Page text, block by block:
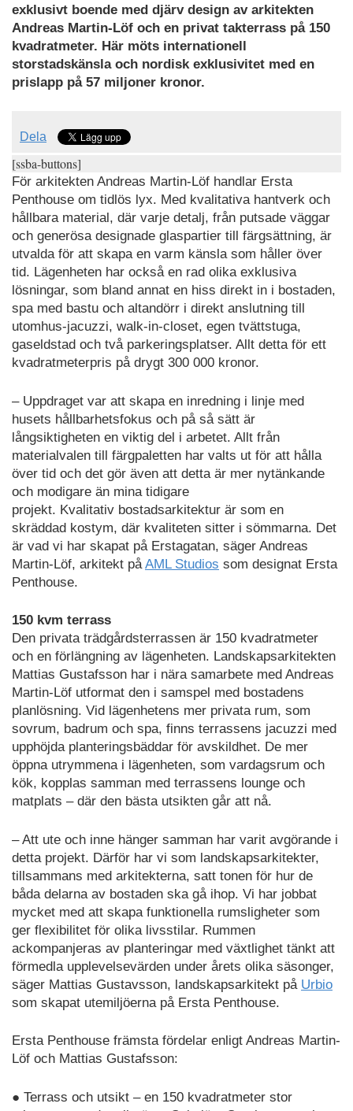
exklusivt boende med djärv design av arkitekten
Andreas Martin-Löf och en privat takterrass på 150
kvadratmeter. Här möts internationell
storstadskänsla och nordisk exklusivitet med en
prislapp på 57 miljoner kronor.
Dela
[ssba-buttons]
För arkitekten Andreas Martin-Löf handlar Ersta
Penthouse om tidlös lyx. Med kvalitativa hantverk och
hållbara material, där varje detalj, från putsade väggar
och generösa designade glaspartier till färgsättning, är
utvalda för att skapa en varm känsla som håller över
tid. Lägenheten har också en rad olika exklusiva
lösningar, som bland annat en hiss direkt in i bostaden,
spa med bastu och altandörr i direkt anslutning till
utomhus-jacuzzi, walk-in-closet, egen tvättstuga,
gaseldstad och två parkeringsplatser. Allt detta för ett
kvadratmeterpris på drygt 300 000 kronor.
– Uppdraget var att skapa en inredning i linje med
husets hållbarhetsfokus och på så sätt är
långsiktigheten en viktig del i arbetet. Allt från
materialvalen till färgpaletten har valts ut för att hålla
över tid och det gör även att detta är mer nytänkande
och modigare än mina tidigare
projekt. Kvalitativ bostadsarkitektur är som en
skräddad kostym, där kvaliteten sitter i sömmarna. Det
är vad vi har skapat på Erstagatan, säger Andreas
Martin-Löf, arkitekt på AML Studios som designat Ersta
Penthouse.
150 kvm terrass
Den privata trädgårdsterrassen är 150 kvadratmeter
och en förlängning av lägenheten. Landskapsarkitekten
Mattias Gustafsson har i nära samarbete med Andreas
Martin-Löf utformat den i samspel med bostadens
planlösning. Vid lägenhetens mer privata rum, som
sovrum, badrum och spa, finns terrassens jacuzzi med
upphöjda planteringsbäddar för avskildhet. De mer
öppna utrymmena i lägenheten, som vardagsrum och
kök, kopplas samman med terrassens lounge och
matplats – där den bästa utsikten går att nå.
– Att ute och inne hänger samman har varit avgörande i
detta projekt. Därför har vi som landskapsarkitekter,
tillsammans med arkitekterna, satt tonen för hur de
båda delarna av bostaden ska gå ihop. Vi har jobbat
mycket med att skapa funktionella rumsligheter som
ger flexibilitet för olika livsstilar. Rummen
ackompanjeras av planteringar med växtlighet tänkt att
förmedla upplevelsevärden under årets olika säsonger,
säger Mattias Gustavsson, landskapsarkitekt på Urbio
som skapat utemiljöerna på Ersta Penthouse.
Ersta Penthouse främsta fördelar enligt Andreas Martin-
Löf och Mattias Gustafsson:
● Terrass och utsikt – en 150 kvadratmeter stor